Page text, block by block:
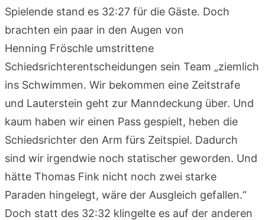
Spielende stand es 32:27 für die Gäste. Doch
brachten ein paar in den Augen von
Henning Fröschle umstrittene
Schiedsrichterentscheidungen sein Team „ziemlich
ins Schwimmen. Wir bekommen eine Zeitstrafe
und Lauterstein geht zur Manndeckung über. Und
kaum haben wir einen Pass gespielt, heben die
Schiedsrichter den Arm fürs Zeitspiel. Dadurch
sind wir irgendwie noch statischer geworden. Und
hätte Thomas Fink nicht noch zwei starke
Paraden hingelegt, wäre der Ausgleich gefallen.“
Doch statt des 32:32 klingelte es auf der anderen